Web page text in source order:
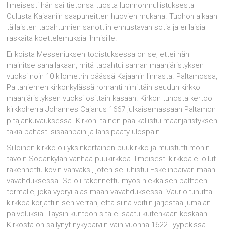
Ilmeisesti hän sai tietonsa tuosta luonnonmullistuksesta
Oulusta Kajaaniin saapuneitten huovien mukana. Tuohon aikaan
tällaisten tapahtumien sanottiin ennustavan sotia ja erilaisia
raskaita koettele­muksia ihmisille.
Erikoista Messeniuksen todistuksessa on se, ettei hän
mainitse sanallakaan, mitä tapahtui saman maanjä­ristyksen
vuoksi noin 10 kilometrin päässä Kajaanin linnasta. Paltamossa,
Paltaniemen kirkonkylässä romahti nimittäin seudun kirkko
maanjäristyksen vuoksi osittain kasaan. Kirkon tuhosta kertoo
kirkkoherra Johannes Cajanus 1667 julkaisemassaan Paltamon
pitäjänkuvauksessa. Kirkon itäinen pää kallistui maanjäristyksen
takia pahasti sisäänpäin ja länsipääty ulospäin.
Silloinen kirkko oli yksinkertainen puukirkko ja muistutti monin
tavoin Sodankylän vanhaa puukirkkoa. Ilmeisesti kirkkoa ei ollut
rakennettu kovin vahvaksi, joten se luhistui Eskelinpäivän maan
vavahduksessa. Se oli rakennettu myös hiekkai­sen paltteen
törmälle, joka vyöryi alas maan vavahduksessa. Vaurioitunutta
kirkkoa korjattiin sen verran, että siinä voitiin järjestää jumalan­
palveluksia. Täysin kuntoon sitä ei saatu kuitenkaan koskaan.
Kirkosta on säilynyt nykypäiviin vain vuonna 1622 Lyypekissä